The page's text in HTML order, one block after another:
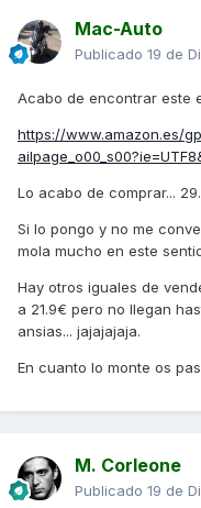
Mac-Auto
Publicado 19 de
Acabo de encontrar este
https://www.amazon.es/
Lo acabo de comprar...
Si lo pongo y no me
mola mucho en este
Hay otros iguales de
a 21.9€ pero no llegan
ansias... jajajajaja.
En cuanto lo monte os
M. Corleone
Publicado 19 de